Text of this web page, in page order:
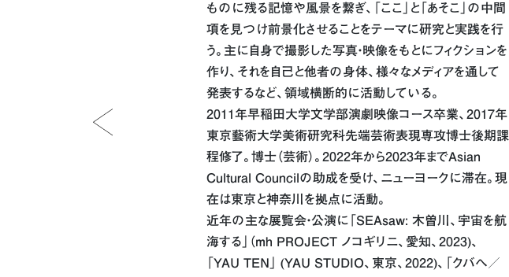
ものに残る記憶や風景を繋ぎ、「ここ」と「あそこ」の中間
項を見つけ前景化させることをテーマに研究と実践を行
う。主に自身で撮影した写真・映像をもとにフィクションを
作り、それを自己と他者の身体、様々なメディアを通して
発表するなど、領域横断的に活動している。
2011年早稲田大学文学部演劇映像コース卒業、2017年
東京藝術大学美術研究科先端芸術表現専攻博士後期課
程修了。博士（芸術）。2022年から2023年までAsian
Cultural Councilの助成を受け、ニューヨークに滞在。現
在は東京と神奈川を拠点に活動。
近年の主な展覧会・公演に「SEAsaw: 木曽川、宇宙を航
海する」（mh PROJECT ノコギリニ、愛知、2023)、
「YAU TEN」 (YAU STUDIO、東京、2022)、「クバへ／